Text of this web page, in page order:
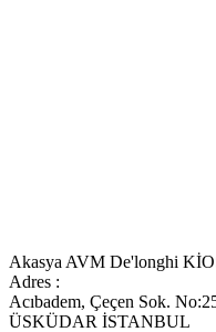
Akasya AVM De'longhi
Adres :
Acıbadem, Çeçen Sok.
ÜSKÜDAR İSTANBUL